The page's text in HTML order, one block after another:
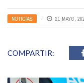
NOTICIAS 21 MAYO,
COMPARTIR: